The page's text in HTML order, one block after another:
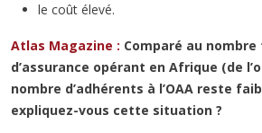
le coût élevé.
Atlas Magazine : Comparé au
d’assurance opérant en Afrique (de
nombre d’adhérents à l’OAA reste
expliquez-vous cette situation ?